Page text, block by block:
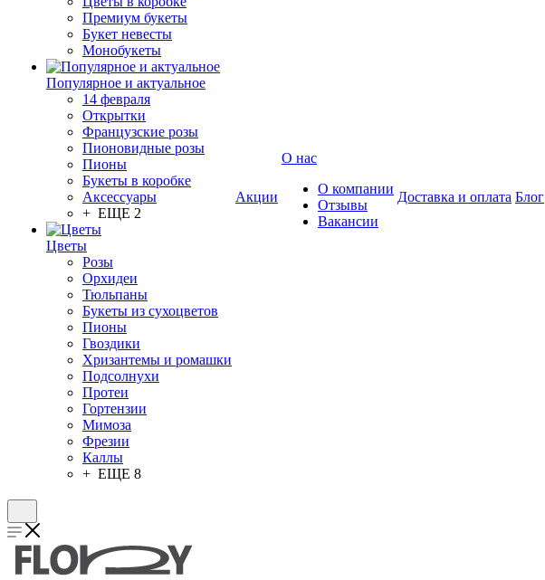
Премиум букеты
Букет невесты
Монобукеты
Популярное и актуальное
14 февраля
Открытки
Французские розы
Пионовидные розы
Пионы
Букеты в коробке
Аксессуары
+ ЕЩЕ 2
Цветы
Розы
Орхидеи
Тюльпаны
Букеты из сухоцветов
Пионы
Гвоздики
Хризантемы и ромашки
Подсолнухи
Протеи
Гортензии
Мимоза
Фрезии
Каллы
+ ЕЩЕ 8
Акции
О нас
О компании
Отзывы
Вакансии
Доставка и оплата Блог